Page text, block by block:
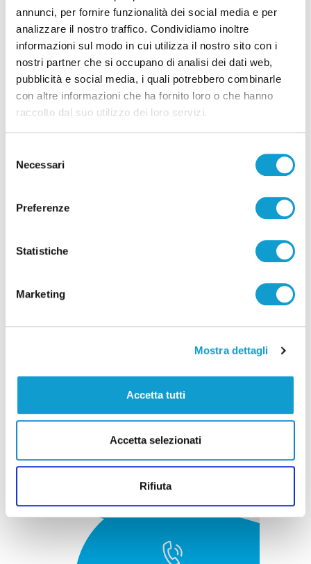
annunci, per fornire funzionalità dei social media e per
analizzare il nostro traffico. Condividiamo inoltre
informazioni sul modo in cui utilizza il nostro sito con i
nostri partner che si occupano di analisi dei dati web,
pubblicità e social media, i quali potrebbero combinarle
con altre informazioni che ha fornito loro o che hanno
raccolto dal suo utilizzo dei loro servizi.
delNecessari
Preferenze
Statistiche
Marketing
Mostra dettagli
Accetta tutti
Accetta selezionati
Rifiuta
Pubblicità